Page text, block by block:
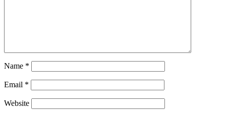
Name *
Email *
Website